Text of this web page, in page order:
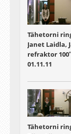
Tähetorni
Janet Laidla,
refraktor
01.11.11
Tähetorni